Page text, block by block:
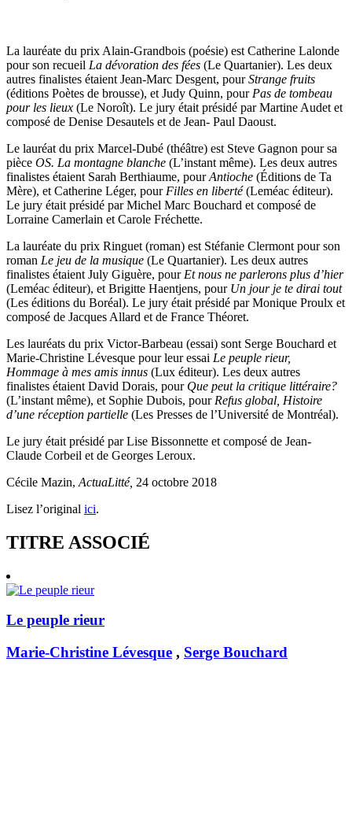
La lauréate du prix Alain-Grandbois (poésie) est Catherine Lalonde
pour son recueil La dévoration des fées (Le Quartanier). Les deux
autres finalistes étaient Jean-Marc Desgent, pourStrange fruits
(éditions Poètes de brousse), et Judy Quinn, pour Pas de tombeau
pour les lieux (Le Noroît). Le jury était présidé par Martine Audet et
composé de Denise Desautels et de Jean- Paul Daoust.
Le lauréat du prix Marcel-Dubé (théâtre) est Steve Gagnon pour sa
pièce OS. La montagne blanche (L’instant même). Les deux autres
finalistes étaient Sarah Berthiaume, pourAntioche (Éditions de Ta
Mère), et Catherine Léger, pour Filles en liberté(Leméac éditeur).
Le jury était présidé par Michel Marc Bouchard et composé de
Lorraine Camerlain et Carole Fréchette.
La lauréate du prix Ringuet (roman) est Stéfanie Clermont pour son
roman Le jeu de la musique (Le Quartanier). Les deux autres
finalistes étaient July Giguère, pour Et nous ne parlerons plus d’hier
(Leméac éditeur), et Brigitte Haentjens, pour Un jour je te dirai tout
(Les éditions du Boréal). Le jury était présidé par Monique Proulx et
composé de Jacques Allard et de France Théoret.
Les lauréats du prix Victor-Barbeau (essai) sont Serge Bouchard et
Marie-Christine Lévesque pour leur essai Le peuple rieur,
Hommage à mes amis innus (Lux éditeur). Les deux autres
finalistes étaient David Dorais, pour Que peut la critique littéraire?
(L’instant même), et Sophie Dubois, pour Refus global, Histoire
d’une réception partielle (Les Presses de l’Université de Montréal).
Le jury était présidé par Lise Bissonnette et composé de Jean-
Claude Corbeil et de Georges Leroux.
Cécile Mazin, ActuaLitté, 24 octobre 2018
Lisez l’original ici.
TITRE ASSOCIÉ
Le peuple rieur
Marie-Christine Lévesque , Serge Bouchard